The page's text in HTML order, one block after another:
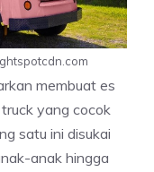
membuat es
yang cocok
satu ini disukai
anak hingga